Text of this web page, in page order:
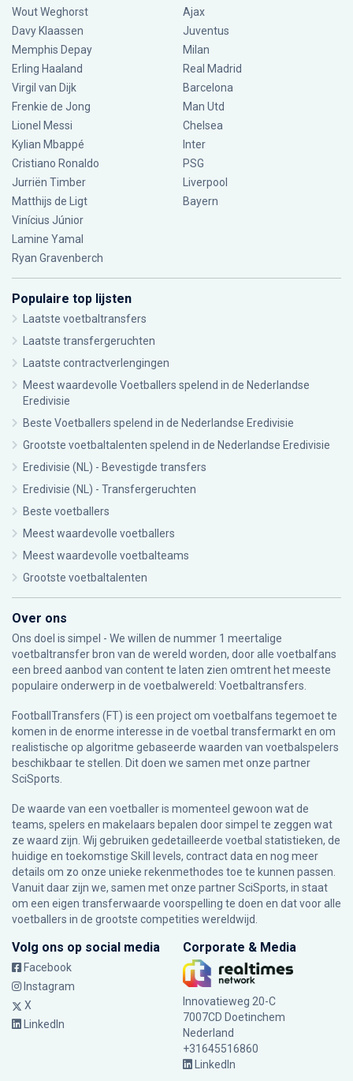
Wout Weghorst
Davy Klaassen
Memphis Depay
Erling Haaland
Virgil van Dijk
Frenkie de Jong
Lionel Messi
Kylian Mbappé
Cristiano Ronaldo
Jurriën Timber
Matthijs de Ligt
Vinícius Júnior
Lamine Yamal
Ryan Gravenberch
Ajax
Juventus
Milan
Real Madrid
Barcelona
Man Utd
Chelsea
Inter
PSG
Liverpool
Bayern
Populaire top lijsten
Laatste voetbaltransfers
Laatste transfergeruchten
Laatste contractverlengingen
Meest waardevolle Voetballers spelend in de Nederlandse
Eredivisie
Beste Voetballers spelend in de Nederlandse Eredivisie
Grootste voetbaltalenten spelend in de Nederlandse Eredivisie
Eredivisie (NL) - Bevestigde transfers
Eredivisie (NL) - Transfergeruchten
Beste voetballers
Meest waardevolle voetballers
Meest waardevolle voetbalteams
Grootste voetbaltalenten
Over ons
Ons doel is simpel - We willen de nummer 1 meertalige
voetbaltransfer bron van de wereld worden, door alle voetbalfans
een breed aanbod van content te laten zien omtrent het meeste
populaire onderwerp in de voetbalwereld: Voetbaltransfers.
FootballTransfers (FT) is een project om voetbalfans tegemoet te
komen in de enorme interesse in de voetbal transfermarkt en om
realistische op algoritme gebaseerde waarden van voetbalspelers
beschikbaar te stellen. Dit doen we samen met onze partner
SciSports
De waarde van een voetballer is momenteel gewoon wat de
teams, spelers en makelaars bepalen door simpel te zeggen wat
ze waard zijn. Wij gebruiken gedetailleerde voetbal statistieken, de
huidige en toekomstige Skill levels, contract data en nog meer
details om zo onze unieke rekenmethodes toe te kunnen passen.
Vanuit daar zijn we, samen met onze partner SciSports, in staat
om een eigen transferwaarde voorspelling te doen en dat voor alle
voetballers in de grootste competities wereldwijd.
Volg ons op social media
Facebook
Instagram
X
LinkedIn
Corporate & Media
Innovatieweg 20-C
7007CD Doetinchem
Nederland
+31645516860
LinkedIn